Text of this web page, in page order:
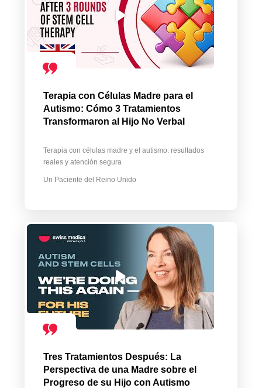
Terapia con Células Madre para el
Autismo: Cómo 3 Tratamientos
Transformaron al Hijo No Verbal
Terapia con células madre y el autismo: resultados
reales y atención segura
Un Paciente del Reino Unido
Tres Tratamientos Después: La
Perspectiva de una Madre sobre el
Progreso de su Hijo con Autismo